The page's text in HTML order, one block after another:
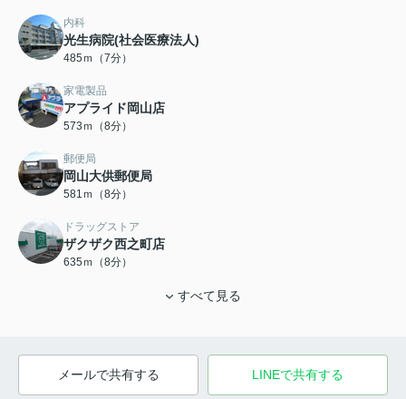
内科
光生病院(社会医療法人)
485ｍ（7分）
家電製品
アプライド岡山店
573ｍ（8分）
郵便局
岡山大供郵便局
581ｍ（8分）
ドラッグストア
ザクザク西之町店
635ｍ（8分）
すべて見る
メールで共有する LINEで共有する